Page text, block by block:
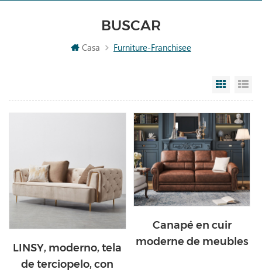
BUSCAR
Casa Furniture-Franchisee
Grid
LINSY, moderno, tela
de terciopelo, con
Canapé en cuir
moderne de meubles